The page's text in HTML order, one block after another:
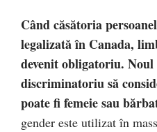
Când căsătoria
legalizată în Canada,
devenit obligatoriu.
discriminatoriu să
poate fi femeie sau
gender este utilizat în